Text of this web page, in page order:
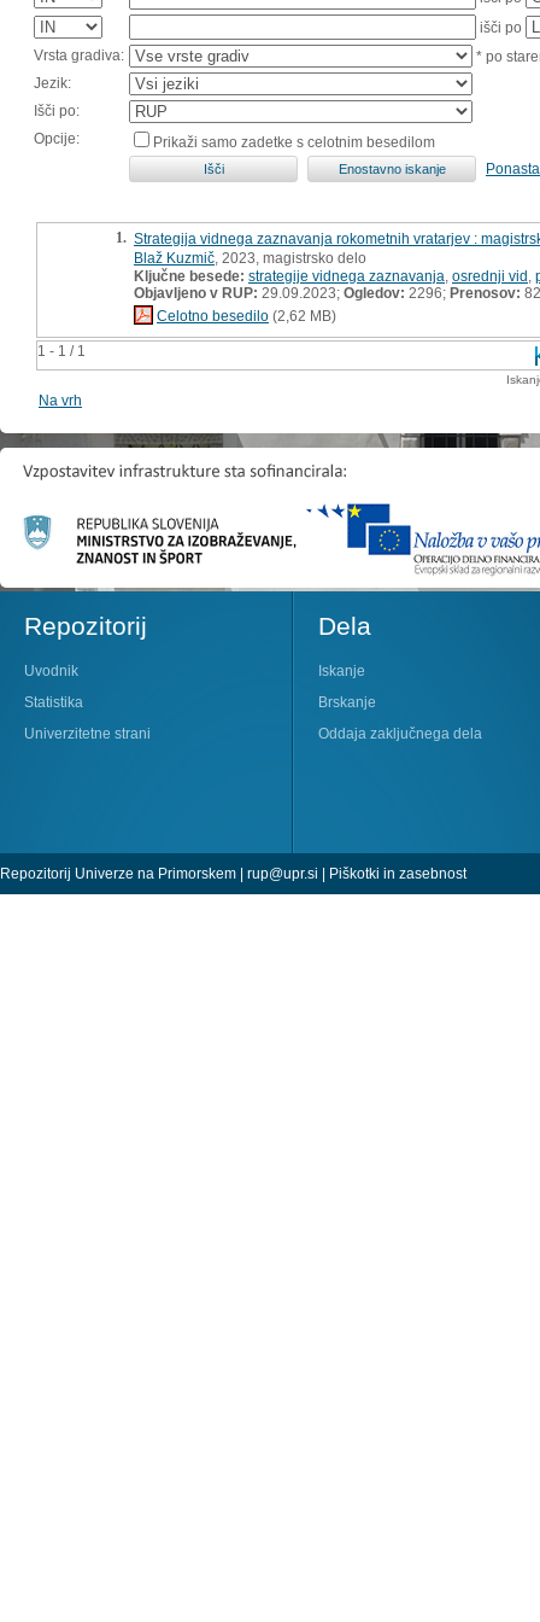
išči po
Vrsta gradiva:
* po
Jezik:
Išči po:
Opcije:
Prikaži samo zadetke s celotnim besedilom
1 - 1 / 1
1. Strategija vidnega zaznavanja rokometnih vratarjev :
Blaž Kuzmič , 2023, magistrsko delo
Ključne besede: strategije vidnega zaznavanja osrednji vid
Objavljeno v RUP: 29.09.2023; Ogledov: 2296; Prenosov: 82
Celotno besedilo (2,62 MB)
Na vrh
Repozitorij
Uvodnik
Statistika
Univerzitetne strani
Dela
Iskanje
Brskanje
Oddaja zaključnega dela
Repozitorij Univerze na Primorskem | rup@upr.si | Piškotki in zasebnost